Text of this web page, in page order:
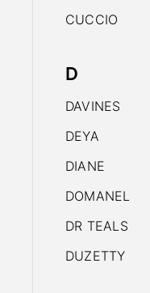
CUCCIO
D
DAVINES
DEYA
DIANE
DOMANEL
DR TEALS
DUZETTY